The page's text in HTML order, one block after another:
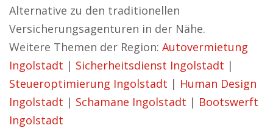
Alternative zu den traditionellen
Versicherungsagenturen in der Nähe.
Weitere Themen der Region: Autovermietung
Ingolstadt | Sicherheitsdienst Ingolstadt |
Steueroptimierung Ingolstadt | Human Design
Ingolstadt | Schamane Ingolstadt | Bootswerft
Ingolstadt